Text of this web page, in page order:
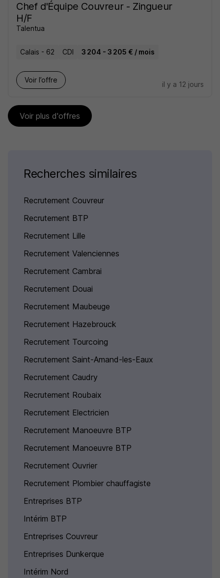
Chef d'Équipe Couvreur - Zingueur
H/F
Talentua
Calais - 62 CDI 3 204 - 3 205 € / mois
Voir l’offre
il y a 12 jours
Voir plus d'offres
Recherches similaires
Recrutement Couvreur
Recrutement BTP
Recrutement Lille
Recrutement Valenciennes
Recrutement Cambrai
Recrutement Douai
Recrutement Maubeuge
Recrutement Hazebrouck
Recrutement Tourcoing
Recrutement Saint-Amand-les-Eaux
Recrutement Caudry
Recrutement Roubaix
Recrutement Electricien
Recrutement Manoeuvre BTP
Recrutement Manoeuvre BTP
Recrutement Ouvrier
Recrutement Plombier chauffagiste
Entreprises BTP
Intérim BTP
Entreprises Couvreur
Entreprises Dunkerque
Intérim Nord